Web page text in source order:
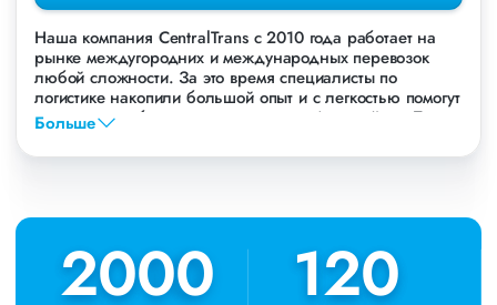
Наша компания СentralTrans с 2010 года работает на
рынке междугородних и международных перевозок
любой сложности. За это время специалисты по
логистике накопили большой опыт и с легкостью помогут
перевезти любые грузы, в том числе Автогрейдер Terex.
Осуществляем грузоперевозки Автогрейдера Terex в
таких крупных компаний, как: Газпром, ЛСР,
убедиться зайдите в раздел «Наш опыт».
Больше
2010
2010 120
120